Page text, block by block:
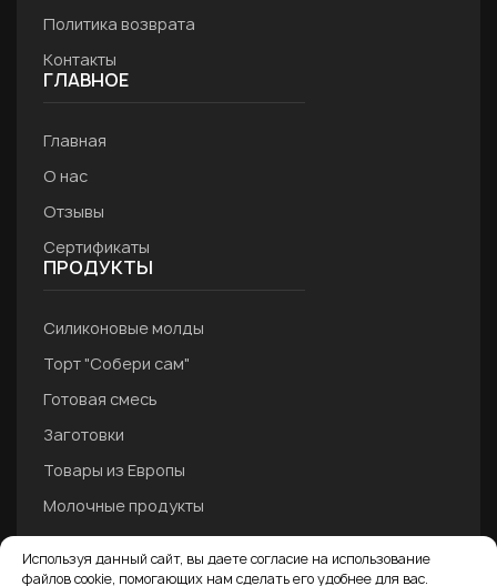
Политика возврата
Контакты
ГЛАВНОЕ
Главная
О нас
Отзывы
Сертификаты
ПРОДУКТЫ
Силиконовые молды
Торт "Собери сам"
Готовая смесь
Заготовки
Товары из Европы
Молочные продукты
Шоколад
Пюре
Используя данный сайт, вы даете согласие на использование
файлов cookie, помогающих нам сделать его удобнее для вас.